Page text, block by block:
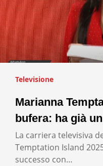
Televisione
Marianna
bufera: ha già
La carriera televisiva
Temptation Island
successo con…